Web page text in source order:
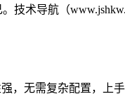
术导航（
无需复杂配置，上